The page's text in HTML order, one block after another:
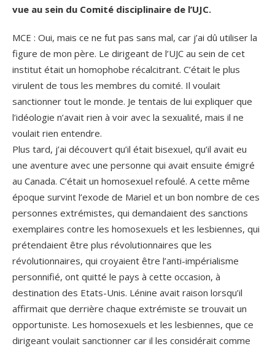
vue au sein du Comité disciplinaire de l’UJC.
MCE : Oui, mais ce ne fut pas sans mal, car j’ai dû utiliser la
figure de mon père. Le dirigeant de l’UJC au sein de cet
institut était un homophobe récalcitrant. C’était le plus
virulent de tous les membres du comité. Il voulait
sanctionner tout le monde. Je tentais de lui expliquer que
l’idéologie n’avait rien à voir avec la sexualité, mais il ne
voulait rien entendre.
Plus tard, j’ai découvert qu’il était bisexuel, qu’il avait eu
une aventure avec une personne qui avait ensuite émigré
au Canada. C’était un homosexuel refoulé. A cette même
époque survint l’exode de Mariel et un bon nombre de ces
personnes extrémistes, qui demandaient des sanctions
exemplaires contre les homosexuels et les lesbiennes, qui
prétendaient être plus révolutionnaires que les
révolutionnaires, qui croyaient être l’anti-impérialisme
personnifié, ont quitté le pays à cette occasion, à
destination des Etats-Unis. Lénine avait raison lorsqu’il
affirmait que derrière chaque extrémiste se trouvait un
opportuniste. Les homosexuels et les lesbiennes, que ce
dirigeant voulait sanctionner car il les considérait comme